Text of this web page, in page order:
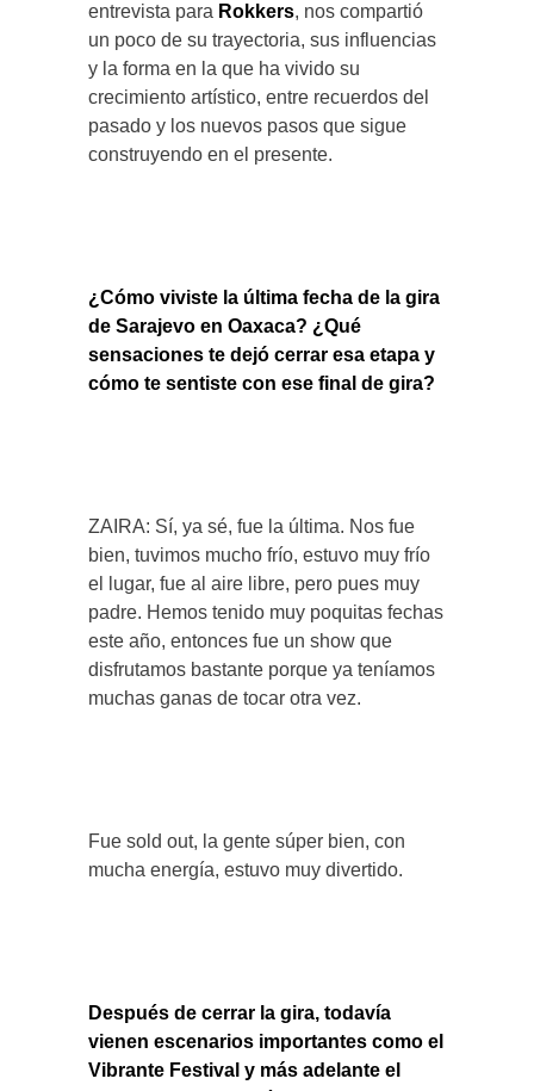
entrevista para Rokkers, nos compartió
un poco de su trayectoria, sus influencias
y la forma en la que ha vivido su
crecimiento artístico, entre recuerdos del
pasado y los nuevos pasos que sigue
construyendo en el presente.
¿Cómo viviste la última fecha de la gira
de Sarajevo en Oaxaca? ¿Qué
sensaciones te dejó cerrar esa etapa y
cómo te sentiste con ese final de gira?
ZAIRA: Sí, ya sé, fue la última. Nos fue
bien, tuvimos mucho frío, estuvo muy frío
el lugar, fue al aire libre, pero pues muy
padre. Hemos tenido muy poquitas fechas
este año, entonces fue un show que
disfrutamos bastante porque ya teníamos
muchas ganas de tocar otra vez.
Fue sold out, la gente súper bien, con
mucha energía, estuvo muy divertido.
Después de cerrar la gira, todavía
vienen escenarios importantes como el
Vibrante Festival y más adelante el